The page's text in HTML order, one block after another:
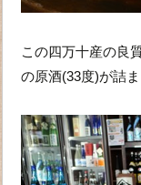
この四万十産の良
の原酒(33度)が詰ま